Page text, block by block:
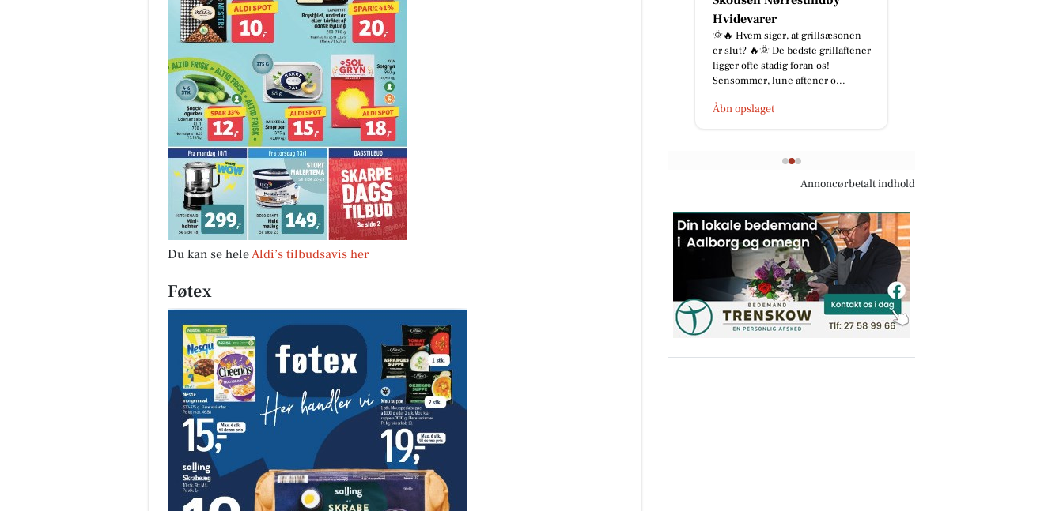
Du kan se heleAldi’s tilbudsavis her
Føtex
✨ Spritny Zeekr – klargjort til
mange års beskyttelse! ✨ Denne
fabriksnye Zeekr har været en tur
forbi værkstedet, hvor den ...
Åbn opslaget
🌞🔥 Hvem siger, at grillsæsonen
er slut? 🔥🌞 De bedste grillaftener
ligger ofte stadig foran os!
Sensommer, lune aftener o...
Heine søger lige nu et hjem til en
familie, der er købeklar og ønsker
Annoncørbetalt indhold